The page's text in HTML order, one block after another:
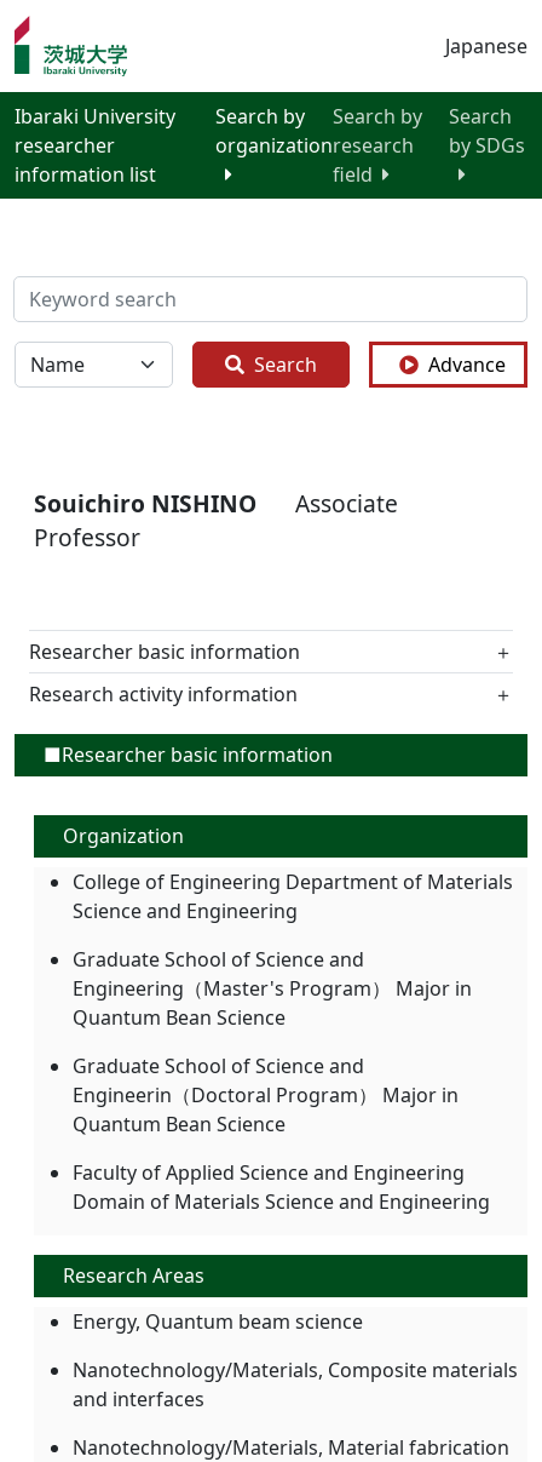
Japanese
Ibaraki University
researcher
information list
Search by
organization
Search by
research
field
Search
by SDGs
検索
全体 Search Advance
Souichiro NISHINO
Associate
Professor
Researcher basic information
＋
Research activity information
＋
■Researcher basic information
Organization
College of Engineering Department of Materials
Science and Engineering
Graduate School of Science and
Engineering（Master's Program） Major in
Quantum Bean Science
Graduate School of Science and
Engineerin（Doctoral Program） Major in
Quantum Bean Science
Faculty of Applied Science and Engineering
Domain of Materials Science and Engineering
Research Areas
Energy, Quantum beam science
Nanotechnology/Materials, Composite materials
and interfaces
Nanotechnology/Materials, Material fabrication